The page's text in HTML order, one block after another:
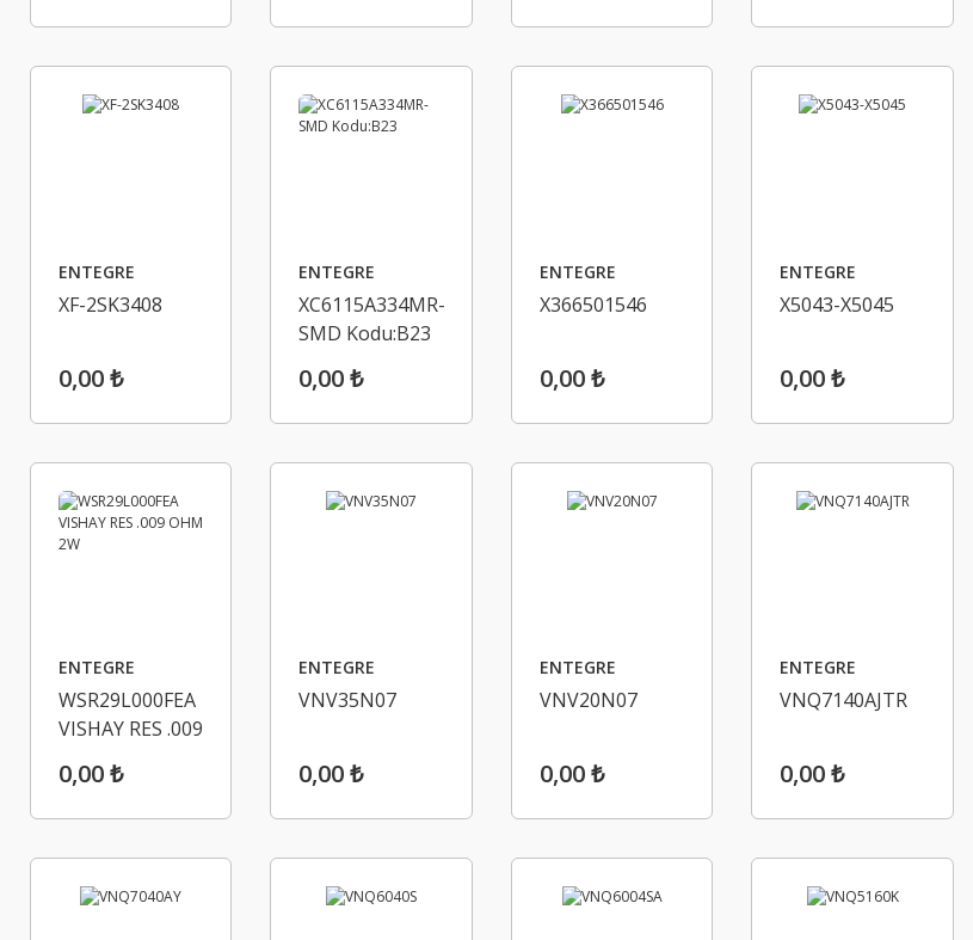
ENTEGRE
XF-2SK3408
0,00 ₺
ENTEGRE
XC6115A334MR-
SMD Kodu:B23
0,00 ₺
ENTEGRE
X366501546
0,00 ₺
ENTEGRE
X5043-X5045
0,00 ₺
ENTEGRE
WSR29L000FEA
VISHAY RES .009
0,00 ₺
ENTEGRE
VNV35N07
0,00 ₺
ENTEGRE
VNV20N07
0,00 ₺
ENTEGRE
VNQ7140AJTR
0,00 ₺